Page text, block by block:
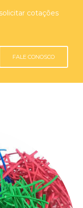
cotações
FALE CONOSCO